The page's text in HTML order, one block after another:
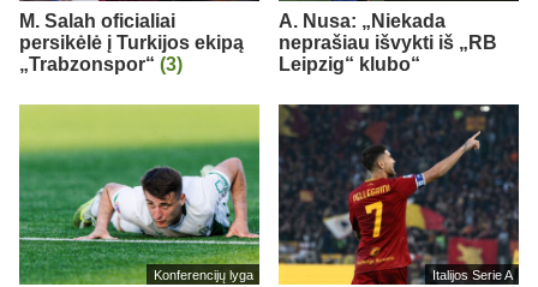
M. Salah oficialiai
persikėlė į Turkijos ekipą
„Trabzonspor“ (3)
A. Nusa: „Niekada
neprašiau išvykti iš „RB
Leipzig“ klubo“
Konferencijų lyga Italijos Serie A